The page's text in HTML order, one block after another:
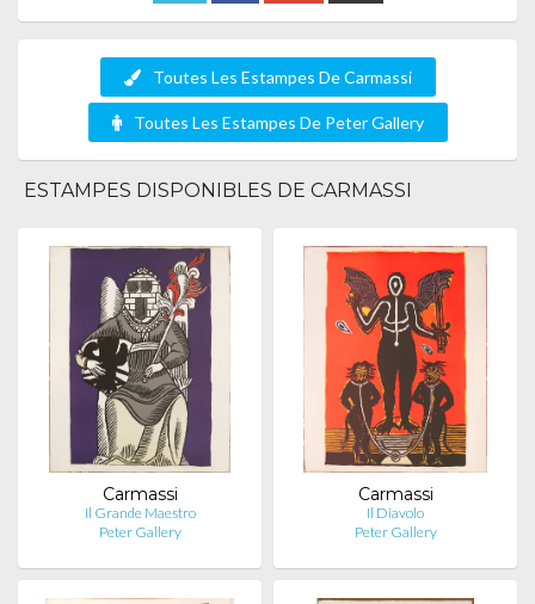
Toutes Les Estampes De Carmassi
Toutes Les Estampes De Peter Gallery
ESTAMPES DISPONIBLES DE CARMASSI
Carmassi
Il Grande Maestro
Peter Gallery
Carmassi
Il Diavolo
Peter Gallery